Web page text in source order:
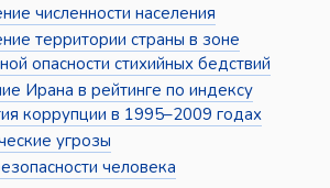
численности населения
территории страны в зоне
опасности стихийных бедствий
Ирана в рейтинге по индексу
коррупции в 1995–2009 годах
угрозы
человека